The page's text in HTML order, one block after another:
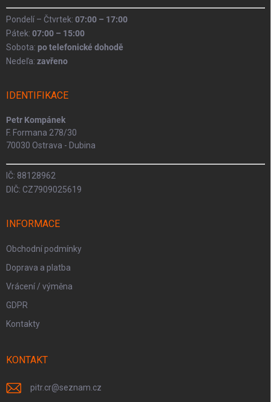
Pondelí – Čtvrtek: 07:00 – 17:00
Pátek: 07:00 – 15:00
Sobota: po telefonické dohodě
Nedeľa: zavřeno
IDENTIFIKACE
Petr Kompánek
F. Formana 278/30
70030 Ostrava - Dubina
IČ: 88128962
DIČ: CZ7909025619
INFORMACE
Obchodní podmínky
Doprava a platba
Vrácení / výměna
GDPR
Kontakty
KONTAKT
pitr.cr@seznam.cz